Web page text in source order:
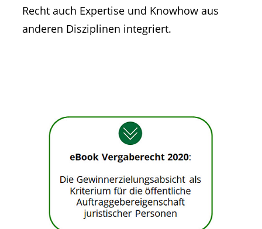
Recht auch Expertise und Knowhow aus
anderen Disziplinen integriert.